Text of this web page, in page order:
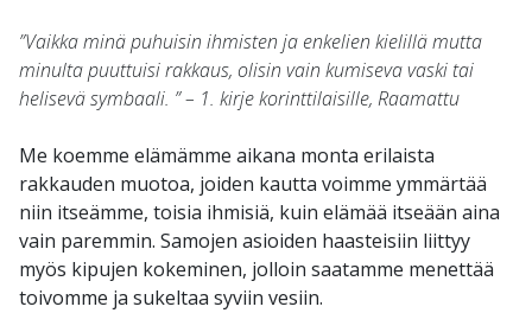
”Vaikka minä puhuisin ihmisten ja enkelien kielillä mutta
minulta puuttuisi rakkaus, olisin vain kumiseva vaski tai
helisevä symbaali. ” – 1. kirje korinttilaisille, Raamattu
Me koemme elämämme aikana monta erilaista
rakkauden muotoa, joiden kautta voimme ymmärtää
niin itseämme, toisia ihmisiä, kuin elämää itseään aina
vain paremmin. Samojen asioiden haasteisiin liittyy
myös kipujen kokeminen, jolloin saatamme menettää
toivomme ja sukeltaa syviin vesiin.